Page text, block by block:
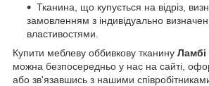
Тканина, що купується на відріз,
замовленням з індивідуально
властивостями.
Купити меблеву оббивкову тканину Ламбі
можна безпосередньо у нас на сайті,
або зв'язавшись з нашими